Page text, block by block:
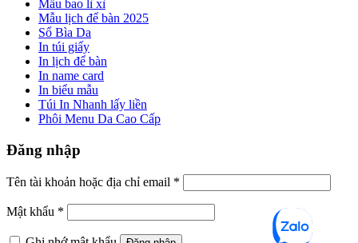
Mẫu bao lì xì
Mẫu lịch để bàn 2025
Sổ Bìa Da
In túi giấy
In lịch để bàn
In name card
In biểu mẫu
Túi In Nhanh lấy liền
Phôi Menu Da Cao Cấp
Đăng nhập
Tên tài khoản hoặc địa chỉ email *
Mật khẩu *